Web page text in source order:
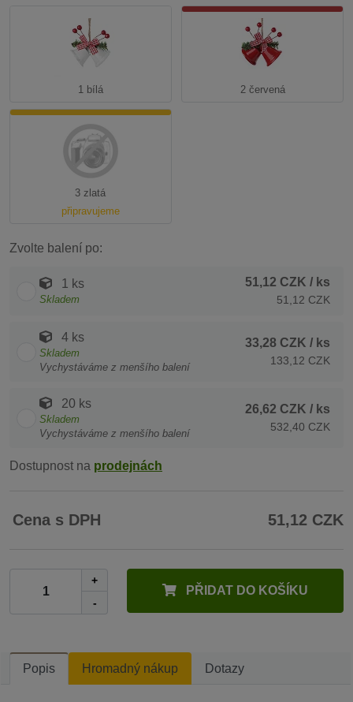
1 bílá 2 červená
3 zlatá
připravujeme
Zvolte balení po:
1 ks
Skladem
51,12 CZK / ks
51,12 CZK
4 ks
Skladem
Vychystáváme z menšího balení
33,28 CZK / ks
133,12 CZK
20 ks
Skladem
Vychystáváme z menšího balení
26,62 CZK / ks
532,40 CZK
Dostupnost na prodejnách
Cena s DPH 51,12 CZK
+
-
PŘIDAT DO KOŠÍKU
Popis Hromadný nákup Dotazy